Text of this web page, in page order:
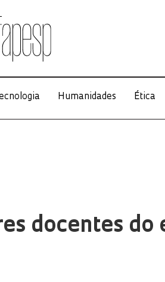
Humanidades Ética
docentes do